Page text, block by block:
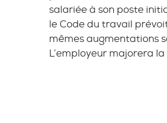
salariée à son poste
le Code du travail
mêmes augmentations
L’employeur majorera